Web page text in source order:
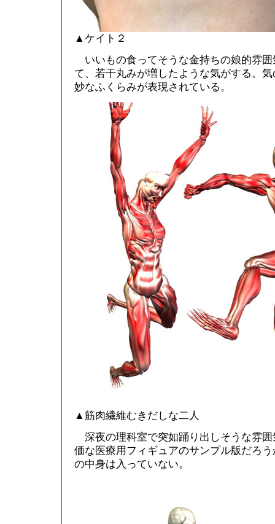
▲ケイト２
いいもの食ってそうな金持ちの娘的雰
て、若干丸みが増したような気がする。
妙なふくらみが表現されている。
▲筋肉繊維むきだしな二人
深夜の理科室で突如踊り出しそうな雰
価な医療用フィギュアのサンプル版だろ
の中身は入っていない。